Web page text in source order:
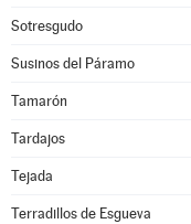
Sotresgudo
Susinos del Páramo
Tamarón
Tardajos
Tejada
Terradillos de Esgueva